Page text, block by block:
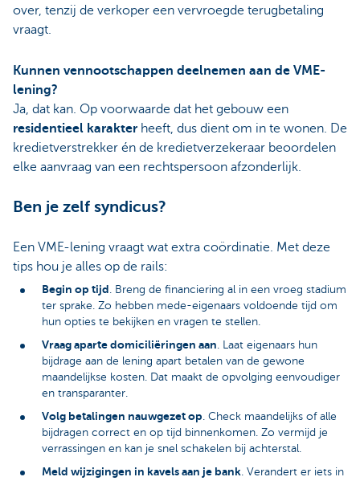
over, tenzij de verkoper een vervroegde terugbetaling
vraagt.
Kunnen vennootschappen deelnemen aan de VME-
lening?
Ja, dat kan. Op voorwaarde dat het gebouw een
residentieel karakter heeft, dus dient om in te wonen. De
kredietverstrekker én de kredietverzekeraar beoordelen
elke aanvraag van een rechtspersoon afzonderlijk.
Ben je zelf syndicus?
Een VME-lening vraagt wat extra coördinatie. Met deze
tips hou je alles op de rails:
Begin op tijd. Breng de financiering al in een vroeg stadium
ter sprake. Zo hebben mede-eigenaars voldoende tijd om
hun opties te bekijken en vragen te stellen.
Vraag aparte domiciliëringen aan. Laat eigenaars hun
bijdrage aan de lening apart betalen van de gewone
maandelijkse kosten. Dat maakt de opvolging eenvoudiger
en transparanter.
Volg betalingen nauwgezet op. Check maandelijks of alle
bijdragen correct en op tijd binnenkomen. Zo vermijd je
verrassingen en kan je snel schakelen bij achterstal.
Meld wijzigingen in kavels aan je bank. Verandert er iets in